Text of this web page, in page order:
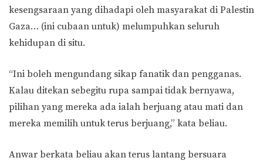
kesengsaraan yang dihadapi oleh masyarakat di Palestin
Gaza… (ini cubaan untuk) melumpuhkan seluruh
kehidupan di situ.
“Ini boleh mengundang sikap fanatik dan pengganas.
Kalau ditekan sebegitu rupa sampai tidak bernyawa,
pilihan yang mereka ada ialah berjuang atau mati dan
mereka memilih untuk terus berjuang,” kata beliau.
Anwar berkata beliau akan terus lantang bersuara